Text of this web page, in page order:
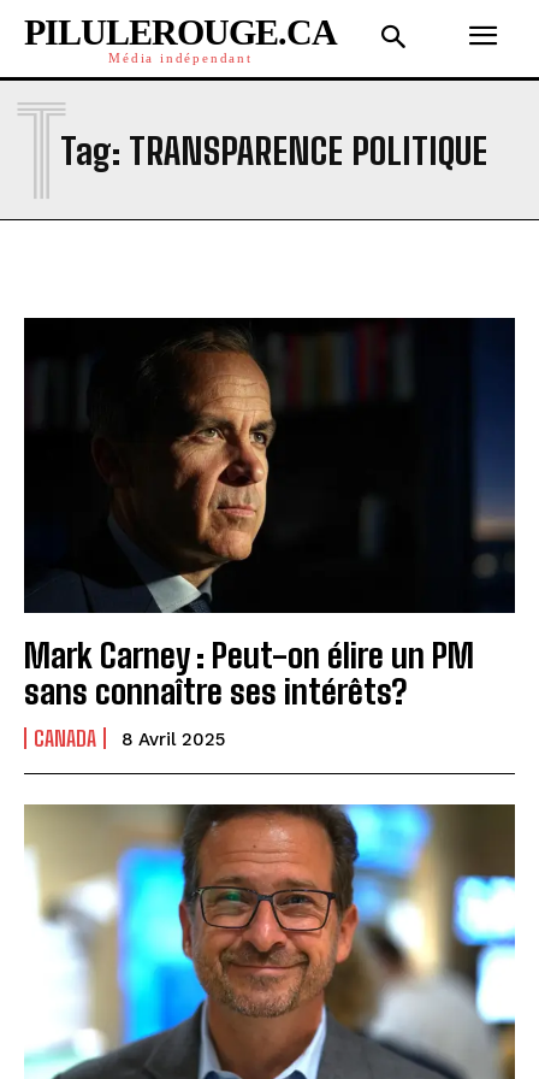
PILULEROUGE.CA
Média indépendant
Tag: TRANSPARENCE POLITIQUE
T
Mark Carney : Peut-on élire un PM
sans connaître ses intérêts?
CANADA 8 Avril 2025